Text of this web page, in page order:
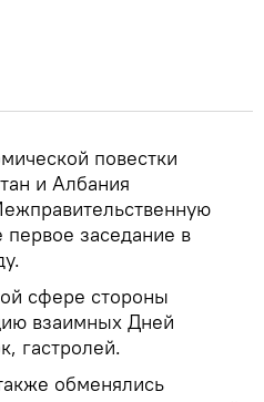
повестки
и Албания
заседание в
сфере стороны
взаимных Дней
гастролей.
обменялись